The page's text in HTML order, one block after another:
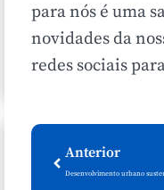
para nós é uma
novidades da
redes sociais
Anterior